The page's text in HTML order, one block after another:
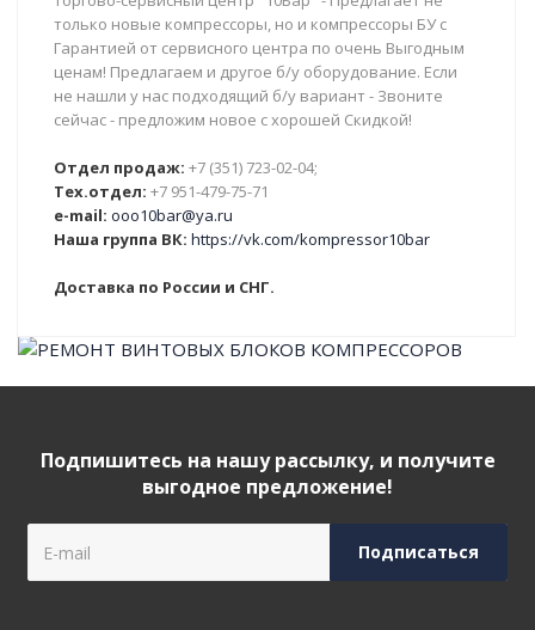
только новые компрессоры, но и компрессоры БУ с
Гарантией от сервисного центра по очень Выгодным
ценам! Предлагаем и другое б/у оборудование. Если
не нашли у нас подходящий б/у вариант - Звоните
сейчас - предложим новое с хорошей Скидкой!
Отдел продаж: +7 (351) 723-02-04;
Тех.отдел: +7 951-479-75-71
e-mail: ooo10bar@ya.ru
Наша группа ВК: https://vk.com/kompressor10bar
Доставка по России и СНГ.
Подпишитесь на нашу рассылку, и получите
выгодное предложение!